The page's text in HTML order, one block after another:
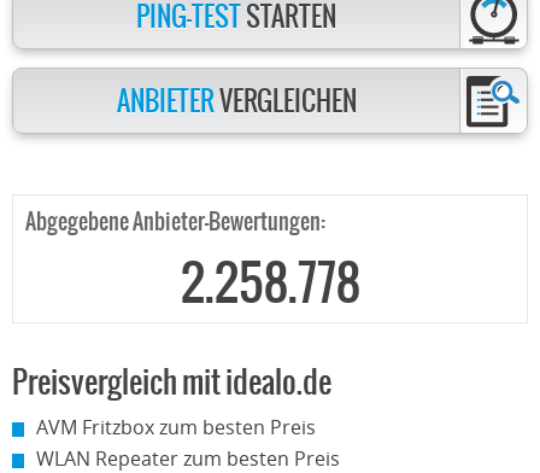
PING-TESTSTARTEN
ANBIETERVERGLEICHEN
Abgegebene Anbieter-Bewertungen:
2.258.778
Preisvergleich mit idealo.de
AVM Fritzbox zum besten Preis
WLAN Repeater zum besten Preis